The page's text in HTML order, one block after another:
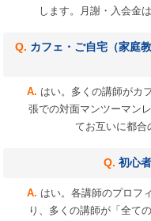
します。月謝・入会金
カフェ・ご自宅（家庭
はい。多くの講師がカ
張での対面マンツーマン
てお互いに都合
初心
はい。各講師のプロフ
り、多くの講師が「全て